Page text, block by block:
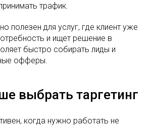
трафик.
полезен для услуг, где клиент уже
и ищет решение в
быстро собирать лиды и
офферы.
выбрать таргетинг
когда нужно работать не